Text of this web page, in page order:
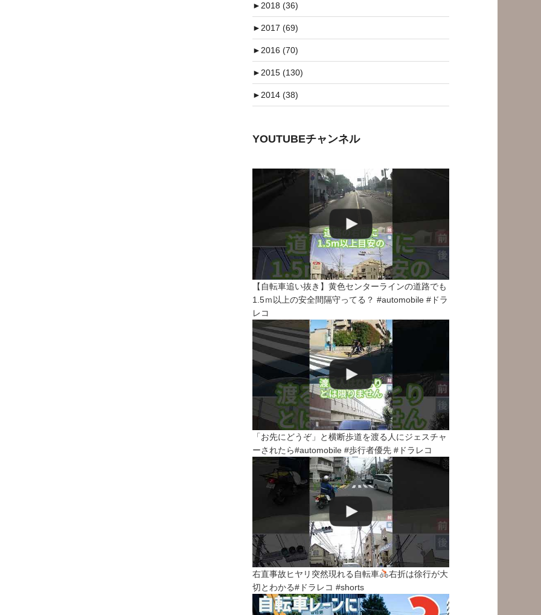
►2018 (36)
►2017 (69)
►2016 (70)
►2015 (130)
►2014 (38)
YOUTUBEチャンネル
【自転車追い抜き】黄色センターラインの道路でも
1.5ｍ以上の安全間隔守ってる？ #automobile #ドラ
レコ
「お先にどうぞ」と横断歩道を渡る人にジェスチャ
ーされたら#automobile #歩行者優先 #ドラレコ
右直事故ヒヤリ突然現れる自転車
右折は徐行が大
切とわかる#ドラレコ #shorts